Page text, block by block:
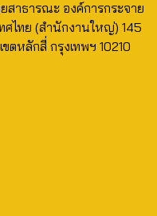
สาธารณะ องค์การกระจาย
ศไทย (สำนักงานใหญ่) 145
ตหลักสี่ กรุงเทพฯ 10210